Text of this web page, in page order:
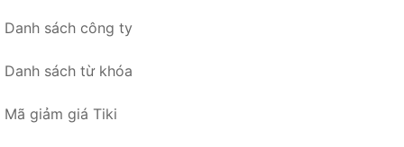
Danh sách công ty
Danh sách từ khóa
Mã giảm giá Tiki